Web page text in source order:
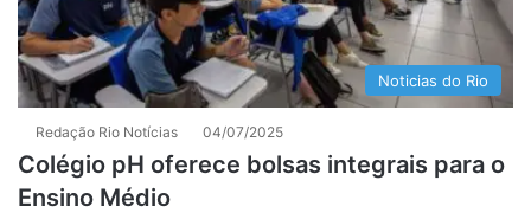
Noticias do Rio
Redação Rio Notícias 04/07/2025
Colégio pH oferece bolsas integrais para o
Ensino Médio